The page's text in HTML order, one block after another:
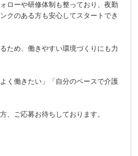
ローや研修体制も整っており、夜勤
クのある方も安心してスタートでき
ため、働きやすい環境づくりにも力
く働きたい」「自分のペースで介護
、ご応募お待ちしております。